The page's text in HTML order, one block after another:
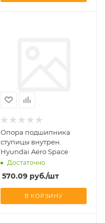
Опора подшипника
ступицы внутрен.
Hyundai Aero Space
Достаточно
570.09руб./шт
В КОРЗИНУ